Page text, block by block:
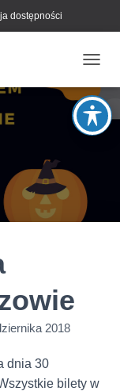
dostępności
R
Z
E
Ł
W
2018
dnia 30
bilety w